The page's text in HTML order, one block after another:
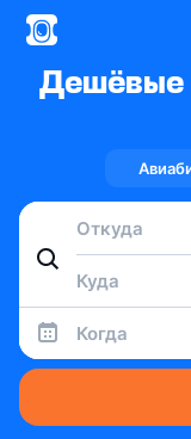
Дешёвые
Когда